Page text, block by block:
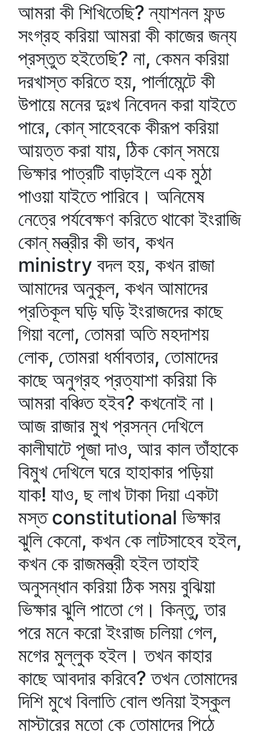
আমরা কী শিখিতেছি? ন্যাশনল ফন্ড
সংগ্রহ করিয়া আমরা কী কাজের জন্য
প্রস্তুত হইতেছি? না, কেমন করিয়া
দরখাস্ত করিতে হয়, পার্লামেন্টে কী
উপায়ে মনের দুঃখ নিবেদন করা যাইতে
পারে, কোন্‌ সাহেবকে কীরূপ করিয়া
আয়ত্ত করা যায়, ঠিক কোন্‌ সময়ে
ভিক্ষার পাত্রটি বাড়াইলে এক মুঠা
পাওয়া যাইতে পারিবে। অনিমেষ
নেত্রে পর্যবেক্ষণ করিতে থাকো ইংরাজি
কোন্‌ মন্ত্রীর কী ভাব, কখন
ministry বদল হয়, কখন রাজা
আমাদের অনুকূল, কখন আমাদের
প্রতিকূল ঘড়ি ঘড়ি ইংরাজদের কাছে
গিয়া বলো, তোমরা অতি মহদাশয়
লোক, তোমরা ধর্মাবতার, তোমাদের
কাছে অনুগ্রহ প্রত্যাশা করিয়া কি
আমরা বঞ্চিত হইব? কখনোই না।
আজ রাজার মুখ প্রসন্ন দেখিলে
কালীঘাটে পূজা দাও, আর কাল তাঁহাকে
বিমুখ দেখিলে ঘরে হাহাকার পড়িয়া
যাক! যাও, ছ লাখ টাকা দিয়া একটা
মস্ত constitutional ভিক্ষার
ঝুলি কেনো, কখন কে লাটসাহেব হইল,
কখন কে রাজমন্ত্রী হইল তাহাই
অনুসন্ধান করিয়া ঠিক সময় বুঝিয়া
ভিক্ষার ঝুলি পাতো গে। কিন্তু, তার
পরে মনে করো ইংরাজ চলিয়া গেল,
মগের মুল্লুক হইল। তখন কাহার
কাছে আবদার করিবে? তখন তোমাদের
দিশি মুখে বিলাতি বোল শুনিয়া ইস্কুল
মাস্টারের মতো কে তোমাদের পিঠে